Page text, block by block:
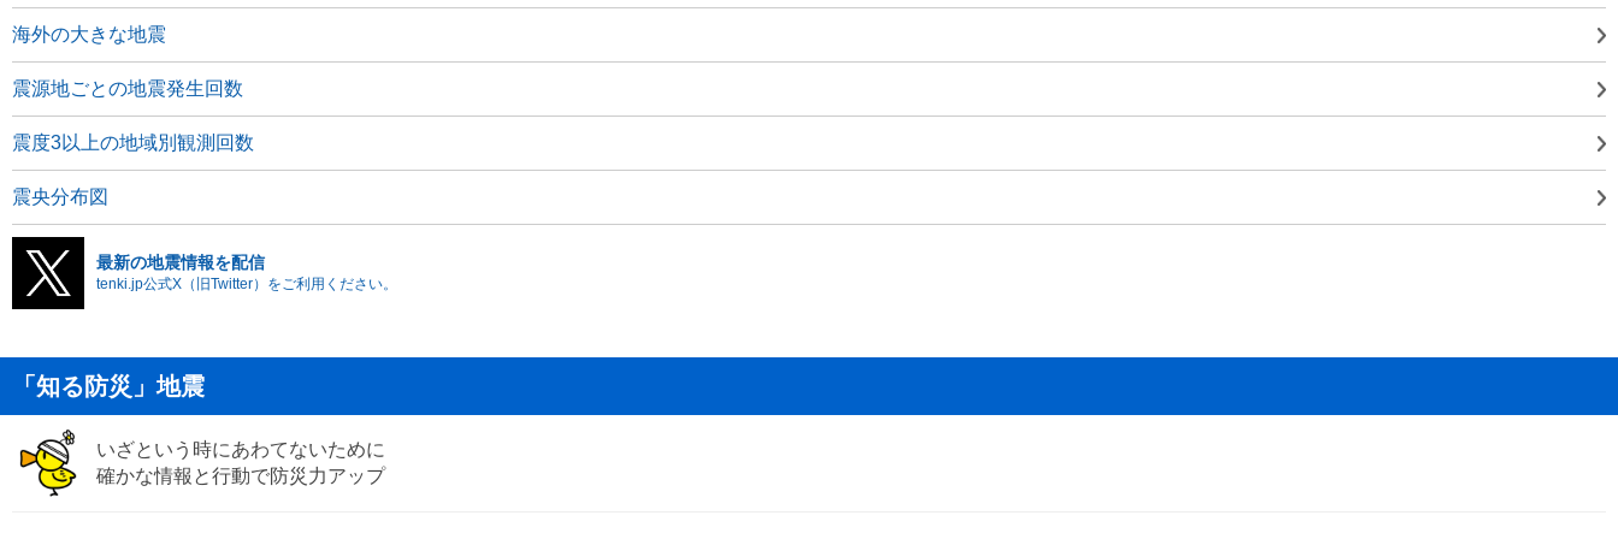
海外の大きな地震
震源地ごとの地震発生回数
震度3以上の地域別観測回数
震央分布図
最新の地震情報を配信
tenki.jp公式X（旧Twitter）をご利用ください。
「知る防災」地震
いざという時にあわてないために
確かな情報と行動で防災力アップ